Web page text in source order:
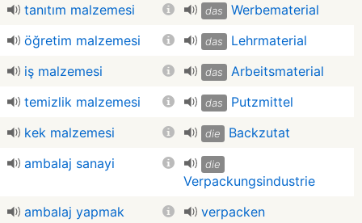
tanıtım malzemesi
das
Werbematerial
öğretim malzemesi
das
Lehrmaterial
iş malzemesi
das
Arbeitsmaterial
temizlik malzemesi
das
Putzmittel
kek malzemesi
die
Backzutat
ambalaj sanayi
die
Verpackungsindustrie
ambalaj yapmak
verpacken